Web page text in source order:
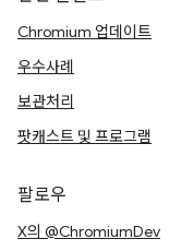
Chromium 업데이트
우수사례
보관처리
팟캐스트 및 프로그램
팔로우
X의 @ChromiumDev